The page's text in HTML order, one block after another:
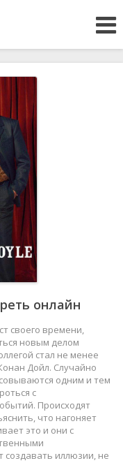
онлайн
своего времени,
новым делом
стал не менее
Дойл. Случайно
одним и тем
с
Происходят
что нагоняет
это и они с
создавать иллюзии, не